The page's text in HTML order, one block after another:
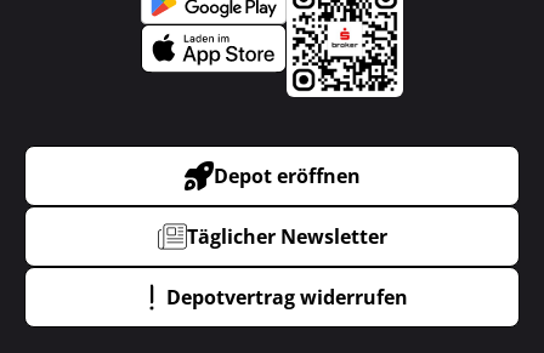
Depot eröffnen
Täglicher Newsletter
Depotvertrag widerrufen